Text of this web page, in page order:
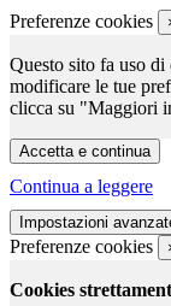
Preferenze cookies
Questo sito fa uso
modificare le tue
clicca su "Maggiori
Continua a leggere
Preferenze cookies
Cookies